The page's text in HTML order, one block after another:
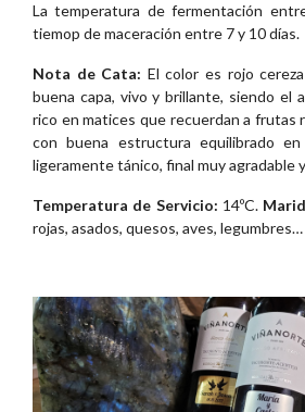
La temperatura de fermentación
tiemop de maceración entre 7 y 10 días.
Nota de Cata: El color es rojo
buena capa, vivo y brillante, siendo el
rico en matices que recuerdan a frutas
con buena estructura equilibrado
ligeramente tánico, final muy agradable
Temperatura de Servicio: 14ºC.
rojas, asados, quesos, aves, legumbres…